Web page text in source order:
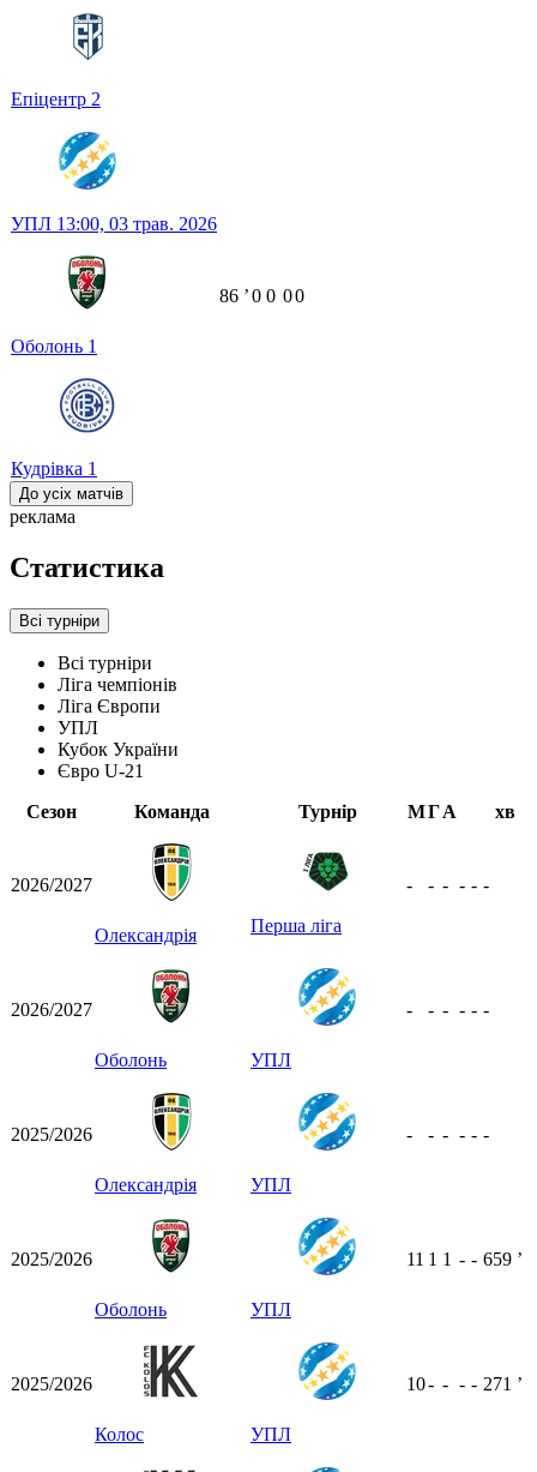
Епіцентр 2
УПЛ 13:00, 03 трав. 2026
Оболонь 1
Кудрівка 1
86 ʼ0 0 00
До усіх матчів
реклама
Статистика
Всі турніри
Всі турніри
Ліга чемпіонів
Ліга Європи
УПЛ
Кубок України
Євро U-21
Сезон
Команда Турнір МГА хв
2026/2027
Олександрія Перша ліга
- - - - - -
2026/2027
Оболонь УПЛ
- - - - - -
2025/2026
Олександрія УПЛ
- - - - - -
2025/2026
Оболонь УПЛ
11 1 1 - - 659 ʼ
2025/2026
Колос УПЛ
10- - - - 271 ʼ